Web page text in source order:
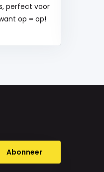
perfect voor
op = op!
Abonneer